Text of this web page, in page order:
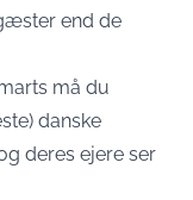
end de
må du
danske
deres ejere ser